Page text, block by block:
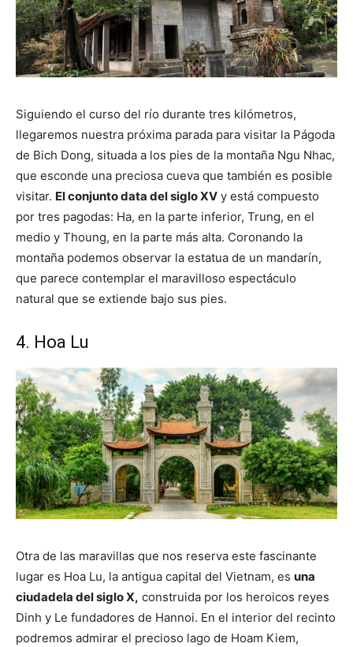
Siguiendo el curso del río durante tres kilómetros,
llegaremos nuestra próxima parada para visitar la Págoda
de Bich Dong, situada a los pies de la montaña Ngu Nhac,
que esconde una preciosa cueva que también es posible
visitar. El conjunto data del siglo XV y está compuesto
por tres pagodas: Ha, en la parte inferior, Trung, en el
medio y Thoung, en la parte más alta. Coronando la
montaña podemos observar la estatua de un mandarín,
que parece contemplar el maravilloso espectáculo
natural que se extiende bajo sus pies.
4. Hoa Lu
Otra de las maravillas que nos reserva este fascinante
lugar es Hoa Lu, la antigua capital del Vietnam, es una
ciudadela del siglo X, construida por los heroicos reyes
Dinh y Le fundadores de Hannoi. En el interior del recinto
podremos admirar el precioso lago de Hoam Kiem,